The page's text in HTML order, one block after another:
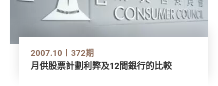
2007.10 372期
月供股票計劃利弊及12間銀行的比較